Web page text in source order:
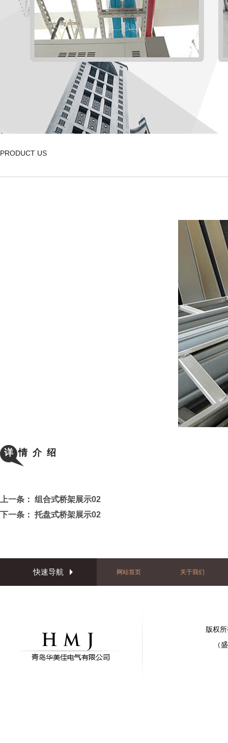
PRODUCT US
详情 介 绍
上一条： 组合式桥架展示02
下一条： 托盘式桥架展示02
快速导航 网站首页 关于我们
版权
（